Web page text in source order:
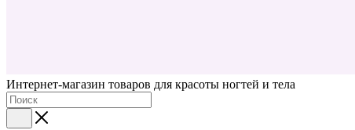
Интернет-магазин товаров для красоты ногтей и тела